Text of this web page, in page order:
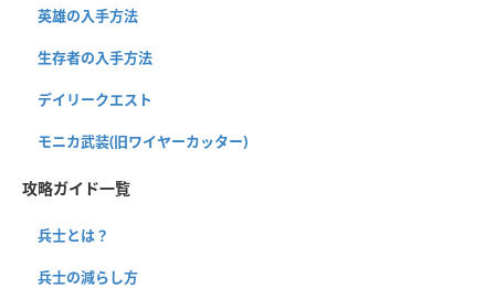
英雄の入手方法
生存者の入手方法
デイリークエスト
モニカ武装(旧ワイヤーカッター)
攻略ガイド一覧
兵士とは？
兵士の減らし方